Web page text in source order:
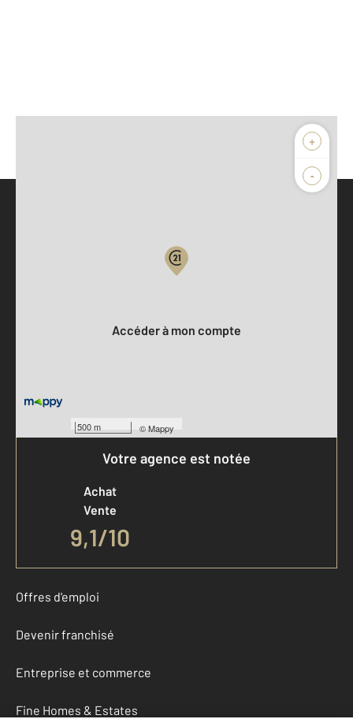
+
-
500 m ©Mappy
Accéder à mon compte
Votre agence est notée
Achat
Vente
9,1/10
Offres d'emploi
Devenir franchisé
Entreprise et commerce
Fine Homes & Estates